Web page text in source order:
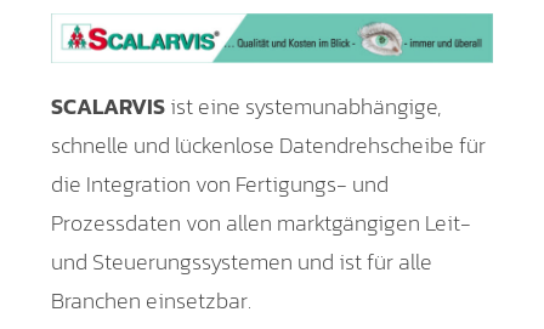
SCALARVISist eine systemunabhängige,
schnelle und lückenlose Datendrehscheibe für
die Integration von Fertigungs- und
Prozessdaten von allen marktgängigen Leit-
und Steuerungssystemen und ist für alle
Branchen einsetzbar.